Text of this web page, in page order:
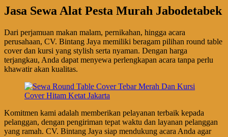
Jasa Sewa Alat Pesta Murah Jabodetabek
Dari perjamuan makan malam, pernikahan, hingga acara
perusahaan, CV. Bintang Jaya memiliki beragam pilihan round table
cover dan kursi yang stylish serta nyaman. Dengan harga
terjangkau, Anda dapat menyewa perlengkapan acara tanpa perlu
khawatir akan kualitas.
Komitmen kami adalah memberikan pelayanan terbaik kepada
pelanggan, dengan pengiriman tepat waktu dan layanan pelanggan
yang ramah. CV. Bintang Jaya siap mendukung acara Anda agar